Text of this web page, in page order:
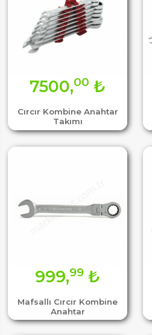
Cırcır Kombine Anahtar
Takımı
7500,00 ₺
Mafsallı Cırcır Kombine
Anahtar
999,99 ₺